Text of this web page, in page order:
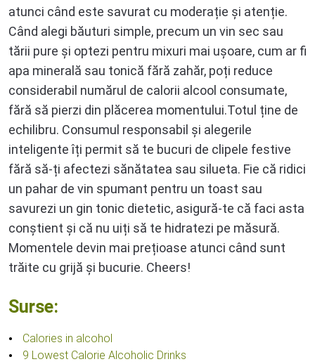
atunci când este savurat cu moderație și atenție.
Când alegi băuturi simple, precum un vin sec sau
tării pure și optezi pentru mixuri mai ușoare, cum ar fi
apa minerală sau tonică fără zahăr, poți reduce
considerabil numărul de calorii alcool consumate,
fără să pierzi din plăcerea momentului.Totul ține de
echilibru. Consumul responsabil și alegerile
inteligente îți permit să te bucuri de clipele festive
fără să-ți afectezi sănătatea sau silueta. Fie că ridici
un pahar de vin spumant pentru un toast sau
savurezi un gin tonic dietetic, asigură-te că faci asta
conștient și că nu uiți să te hidratezi pe măsură.
Momentele devin mai prețioase atunci când sunt
trăite cu grijă și bucurie. Cheers!
Surse:
Calories in alcohol
9 Lowest Calorie Alcoholic Drinks